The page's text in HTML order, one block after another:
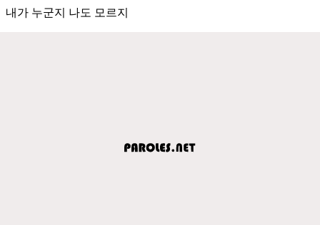
내가 누군지 나도 모르지